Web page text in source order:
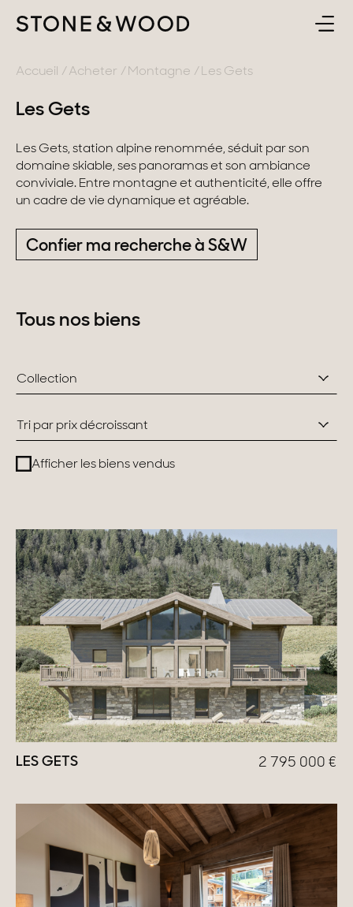
ACHETER
ESTIMER & VENDRE
L'AGENCE
CONTACT
FR
RETOUR
Lac d'Annecy
Genevois
Pays de Gex
Montagne
Provence
Suisse
Genève
Canton de Vaud
Nos collections
Propriétés de caractère
Villas modernes
Appartements
Chalets
Maisons & appartements avec vues
Domaines
Projets neufs
Réhabilitations & Terrains
Accueil Acheter Montagne Les Gets
Les Gets
Les Gets, station alpine renommée, séduit par son
domaine skiable, ses panoramas et son ambiance
conviviale. Entre montagne et authenticité, elle offre
un cadre de vie dynamique et agréable.
Confier ma recherche à S&W
Tous nos biens
Collection
Tri par prix décroissant
Afficher les biens vendus
LES GETS 2 795 000 €